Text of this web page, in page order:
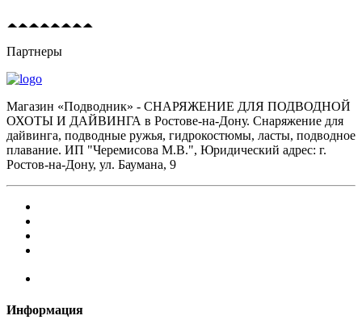
Партнеры
Магазин «Подводник» - СНАРЯЖЕНИЕ ДЛЯ ПОДВОДНОЙ
ОХОТЫ И ДАЙВИНГА в Ростове-на-Дону. Снаряжение для
дайвинга, подводные ружья, гидрокостюмы, ласты, подводное
плавание. ИП "Черемисова М.В.", Юридический адрес: г.
Ростов-на-Дону, ул. Баумана, 9
Информация